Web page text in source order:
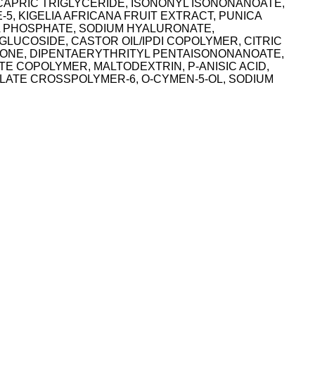
TRIGLYCERIDE, ISONONYL ISONONANOATE,
KIGELIA AFRICANA FRUIT EXTRACT, PUNICA
SODIUM HYALURONATE,
CASTOR OIL/IPDI COPOLYMER, CITRIC
DIPENTAERYTHRITYL PENTAISONONANOATE,
COPOLYMER, MALTODEXTRIN, P-ANISIC ACID,
CROSSPOLYMER-6, O-CYMEN-5-OL, SODIUM